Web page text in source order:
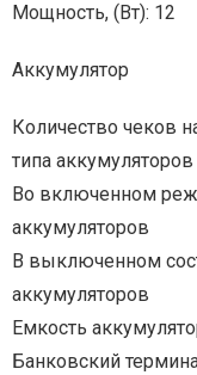
Мощность, (Вт): 12
Аккумулятор
Количество чеков
типа аккумуляторов
Во включенном
аккумуляторов
В выключенном
аккумуляторов
Емкость
Банковский